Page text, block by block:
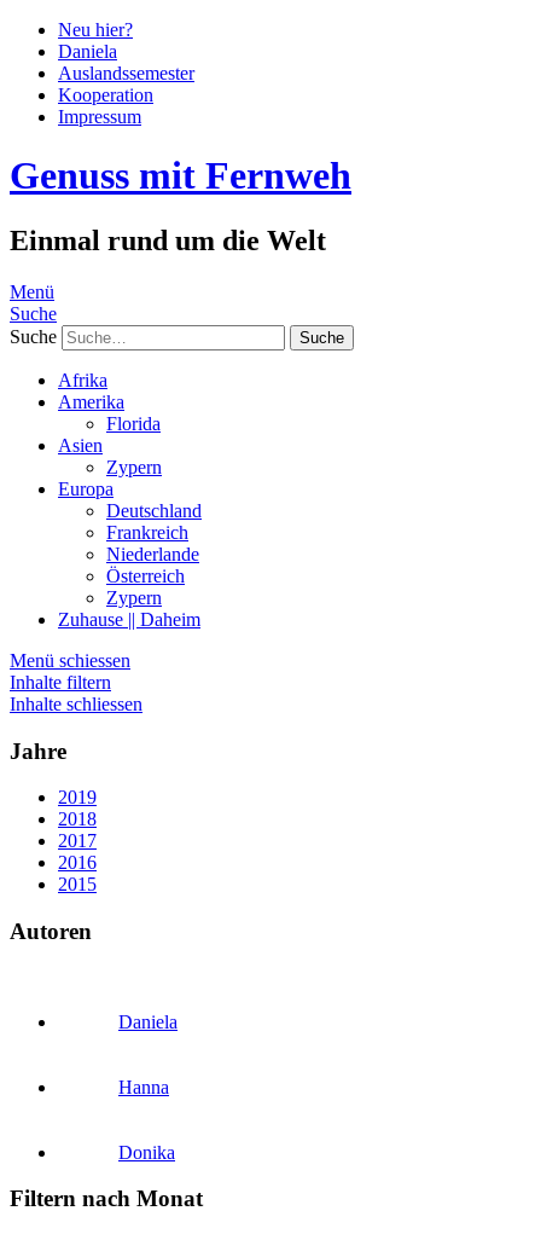
Neu hier?
Daniela
Auslandssemester
Kooperation
Impressum
Genuss mit Fernweh
Einmal rund um die Welt
Menü
Suche
Suche
Afrika
Amerika
Florida
Asien
Zypern
Europa
Deutschland
Frankreich
Niederlande
Österreich
Zypern
Zuhause || Daheim
Menü schiessen
Inhalte filtern
Inhalte schliessen
Jahre
2019
2018
2017
2016
2015
Autoren
Daniela
Hanna
Donika
Filtern nach Monat